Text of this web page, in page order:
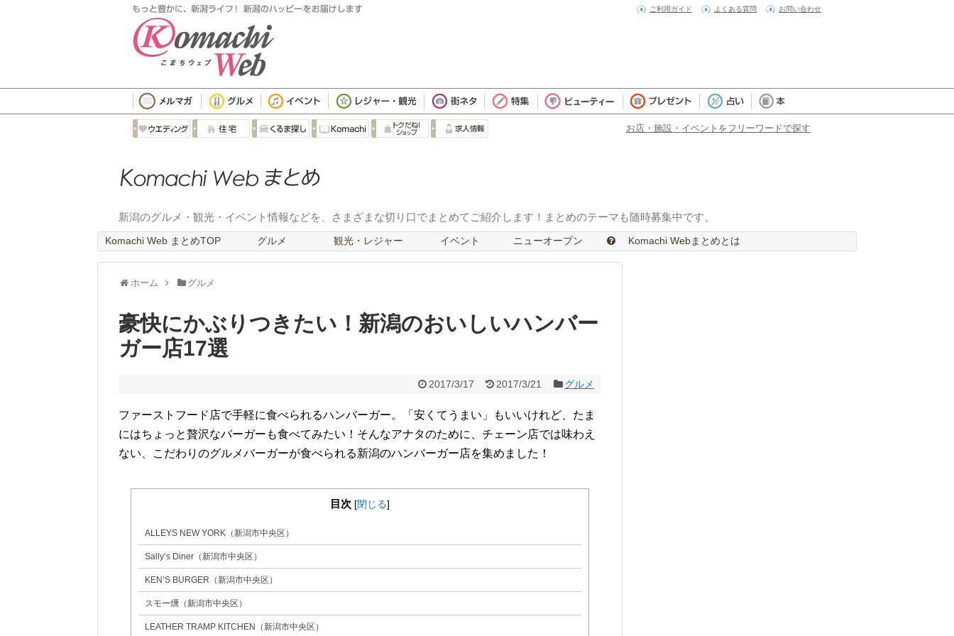
ご利用ガイド よくある質問 お問い合わせ
お店・施設・イベントをフリーワードで探す
新潟のグルメ・観光・イベント情報などを、さまざまな切り口でまとめてご紹介します！まとめのテーマも随時募集中です。
Komachi Web まとめTOP グルメ 観光・レジャー イベント ニューオープン Komachi Webまとめとは
ホーム グルメ
豪快にかぶりつきたい！新潟のおいしいハンバー
ガー店17選
2017/3/17 2017/3/21 グルメ
ファーストフード店で手軽に食べられるハンバーガー。「安くてうまい」もいいけれど、たま
にはちょっと贅沢なバーガーも食べてみたい！そんなアナタのために、チェーン店では味わえ
ない、こだわりのグルメバーガーが食べられる新潟のハンバーガー店を集めました！
目次 [閉じる]
ALLEYS NEW YORK（新潟市中央区）
Sally’s Diner（新潟市中央区）
KEN’S BURGER（新潟市中央区）
スモー燻（新潟市中央区）
LEATHER TRAMP KITCHEN（新潟市中央区）